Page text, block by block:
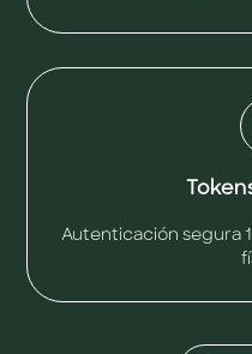
Autenticación segura